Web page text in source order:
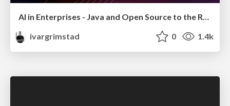
AI in Enterprises - Java and Open Source to the Rescue
ivargrimstad
0 1.4k